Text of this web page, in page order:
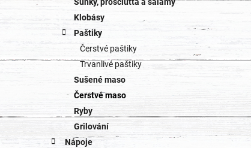
Klobásy
Paštiky
Čerstvé paštiky
Trvanlivé paštiky
Sušené maso
Čerstvé maso
Ryby
Grilování
Nápoje